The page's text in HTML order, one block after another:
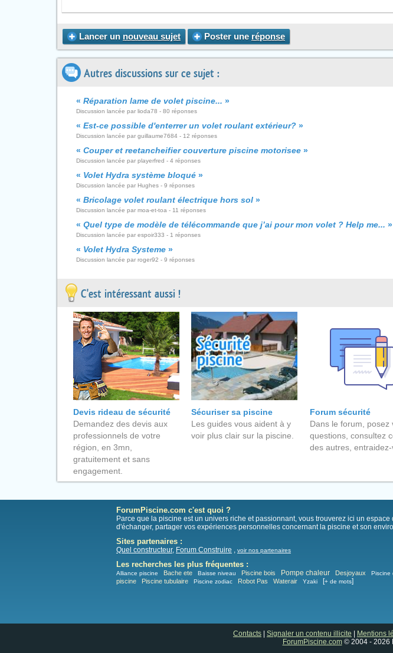
Lancer un nouveau sujet Poster une réponse
Autres discussions sur ce sujet :
« Réparation lame de volet piscine... »
Discussion lancée par lioda78 - 80 réponses
« Est-ce possible d'enterrer un volet roulant extérieur? »
Discussion lancée par guillaume7684 - 12 réponses
« Couper et reetancheifier couverture piscine motorisee »
Discussion lancée par playerfred - 4 réponses
« Volet Hydra système bloqué »
Discussion lancée par Hughes - 9 réponses
« Bricolage volet roulant électrique hors sol »
Discussion lancée par moa-et-toa - 11 réponses
« Quel type de modèle de télécommande que j’ai pour mon volet ? Help me... »
Discussion lancée par espoir333 - 1 réponses
« Volet Hydra Systeme »
Discussion lancée par roger92 - 9 réponses
C'est intéressant aussi !
Devis rideau de sécurité
Demandez des devis aux
professionnels de votre
région, en 3mn,
gratuitement et sans
engagement.
Sécuriser sa piscine
Les guides vous aident à y
voir plus clair sur la piscine.
Forum sécurité
Dans le forum, posez
questions, consultez
des autres, entraidez-
ForumPiscine.com c'est quoi ?
Parce que la piscine est un univers riche et passionnant, vous trouverez ici un
d'échanger, partager vos expériences personnelles concernant la piscine et son
Sites partenaires :
Quel constructeur, Forum Construire , voir nos partenaires
Les recherches les plus fréquentes :
Alliance piscine Bache ete Baisse niveau Piscine bois Pompe chaleur Desjoyaux Piscine
piscine
Piscine tubulaire Piscine zodiac Robot Pas Waterair Yzaki [+ de mots]
Contacts Signaler un contenu illicite Mentions
ForumPiscine.com© 2004 - 2026